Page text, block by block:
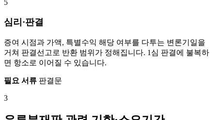
5
심리·판결
증여 시점과 가액, 특별수익 해당 여부를 다투는 변론기일을
거쳐 판결선고로 반환 범위가 정해집니다. 1심 판결에 불복하
면 항소로 이어질 수 있습니다.
필요 서류 판결문
3